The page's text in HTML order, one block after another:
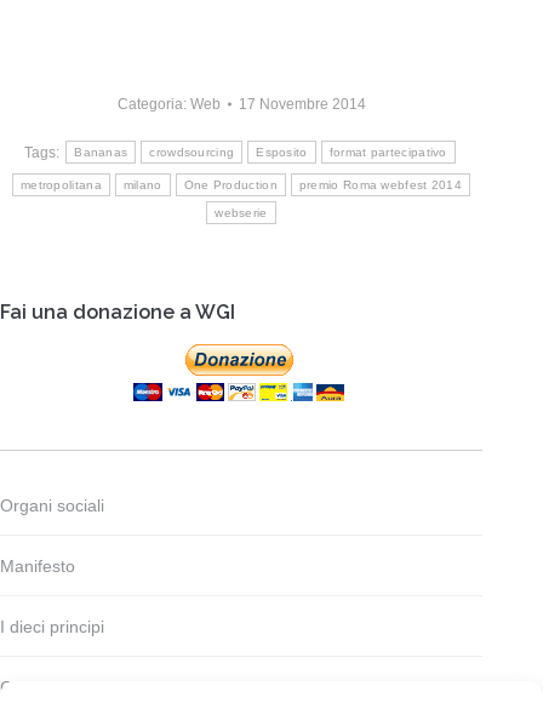
Categoria: Web 17 Novembre 2014
Tags: Bananas crowdsourcing Esposito format partecipativo
metropolitana milano One Production premio Roma webfest 2014
webserie
Fai una donazione a WGI
Organi sociali
Manifesto
I dieci principi
Codice deontologico